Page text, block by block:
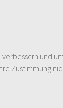
und
Zustimmung